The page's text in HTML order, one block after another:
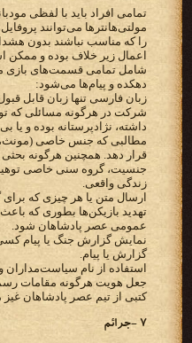
تمامی افراد باید با لفظی
مولتی‌هانترها می‌توانند
را که مناسب نباشند بدون
اعمال زیر خلاف بوده و
شامل تمامی قسمت‌های بازی
دهکده و پیام‌ها می‌شود:
زبان فارسی تنها زبان‌ قابل
شرکت در هرگونه مسائلی که
داشته، نژادپرستانه بوده و
مطالبی که جنس خاصی (مونث،
قرار دهد. همچنین هرگونه
جنسیت، گروه سنی خاصی
زندگی واقعی.
ارسال متن یا هر چیزی که
تهدید بازیکن‌ها بطوری که
عمومی عصر پادشاهان شود.
نمایش گزارش جنگ یا پیام
گزارش یا پیام.
استفاده از نام سیاست‌مداران
جعل هویت هرگونه مقامات
کتبی از تیم عصر پادشاهان
۷ -جرائم